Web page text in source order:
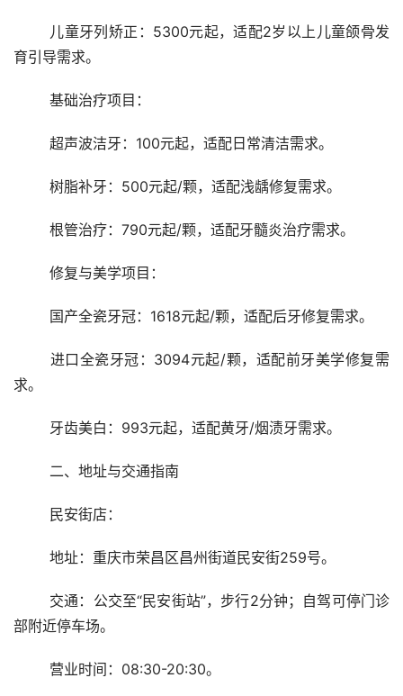
育引导需求。
	基础治疗项目：
	超声波洁牙：100元起，适配日常清洁需求。
	树脂补牙：500元起/颗，适配浅龋修复需求。
	根管治疗：790元起/颗，适配牙髓炎治疗需求。
	修复与美学项目：
	国产全瓷牙冠：1618元起/颗，适配后牙修复需求。
求。
	牙齿美白：993元起，适配黄牙/烟渍牙需求。
	二、地址与交通指南
	民安街店：
	地址：重庆市荣昌区昌州街道民安街259号。
部附近停车场。
	营业时间：08:30-20:30。